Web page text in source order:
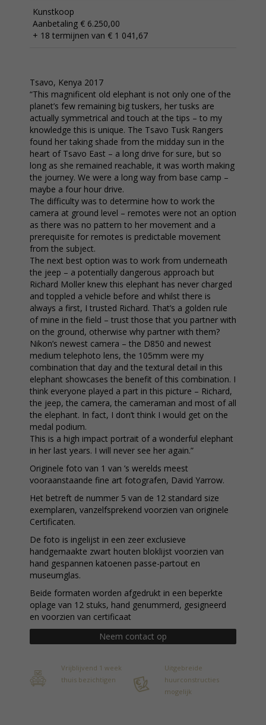
Kunstkoop
Aanbetaling € 6.250,00
+ 18 termijnen van € 1 041,67
Tsavo, Kenya 2017
“This magnificent old elephant is not only one of the
planet’s few remaining big tuskers, her tusks are
actually symmetrical and touch at the tips – to my
knowledge this is unique. The Tsavo Tusk Rangers
found her taking shade from the midday sun in the
heart of Tsavo East – a long drive for sure, but so
long as she remained reachable, it was worth making
the journey. We were a long way from base camp –
maybe a four hour drive.
The difficulty was to determine how to work the
camera at ground level – remotes were not an option
as there was no pattern to her movement and a
prerequisite for remotes is predictable movement
from the subject.
The next best option was to work from underneath
the jeep – a potentially dangerous approach but
Richard Moller knew this elephant has never charged
and toppled a vehicle before and whilst there is
always a first, I trusted Richard. That’s a golden rule
of mine in the field – trust those that you partner with
on the ground, otherwise why partner with them?
Nikon’s newest camera – the D850 and newest
medium telephoto lens, the 105mm were my
combination that day and the textural detail in this
elephant showcases the benefit of this combination. I
think everyone played a part in this picture – Richard,
the jeep, the camera, the cameraman and most of all
the elephant. In fact, I don’t think I would get on the
medal podium.
This is a high impact portrait of a wonderful elephant
in her last years. I will never see her again.”
Originele foto van 1 van ’s werelds meest
vooraanstaande fine art fotografen, David Yarrow.
Het betreft de nummer 5 van de 12 standard size
exemplaren, vanzelfsprekend voorzien van originele
Certificaten.
De foto is ingelijst in een zeer exclusieve
handgemaakte zwart houten bloklijst voorzien van
hand gespannen katoenen passe-partout en
museumglas.
Beide formaten worden afgedrukt in een beperkte
oplage van 12 stuks, hand genummerd, gesigneerd
en voorzien van certificaat
Neem contact op
Vrijblijvend 1 week
thuis bezichtigen
Uitgebreide
huurconstructies
mogelijk